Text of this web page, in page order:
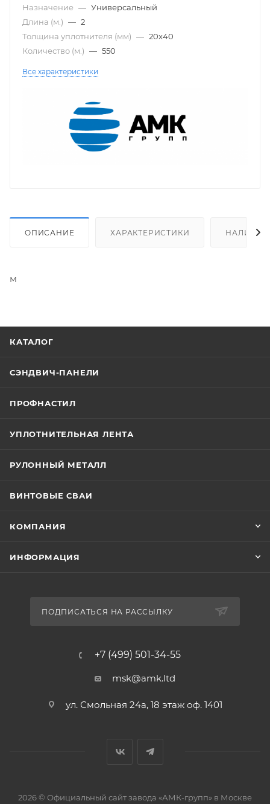
Назначение — Универсальный
Длина (м.) — 2
Толщина уплотнителя (мм) — 20х40
Количество (м.) — 550
Все характеристики
ОПИСАНИЕ ХАРАКТЕРИСТИКИ НАЛИЧИЕ
м
КАТАЛОГ
СЭНДВИЧ-ПАНЕЛИ
ПРОФНАСТИЛ
УПЛОТНИТЕЛЬНАЯ ЛЕНТА
РУЛОННЫЙ МЕТАЛЛ
ВИНТОВЫЕ СВАИ
КОМПАНИЯ
ИНФОРМАЦИЯ
ПОДПИСАТЬСЯ НА РАССЫЛКУ
+7 (499) 501-34-55
msk@amk.ltd
ул. Смольная 24а, 18 этаж оф. 1401
2026 © Официальный сайт завода «АМК-групп» в Москве